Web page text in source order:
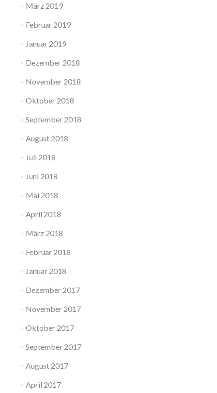
März 2019
Februar 2019
Januar 2019
Dezember 2018
November 2018
Oktober 2018
September 2018
August 2018
Juli 2018
Juni 2018
Mai 2018
April 2018
März 2018
Februar 2018
Januar 2018
Dezember 2017
November 2017
Oktober 2017
September 2017
August 2017
April 2017